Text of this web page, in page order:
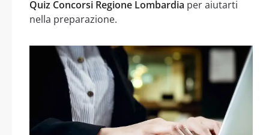
Quiz Concorsi Regione Lombardia per aiutarti
nella preparazione.